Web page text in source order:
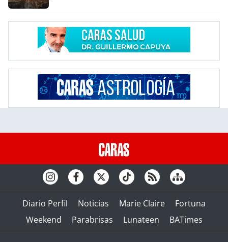
Diario Perfil Noticias Marie Claire
Fortuna
Weekend
Parabrisas Lunateen BATimes